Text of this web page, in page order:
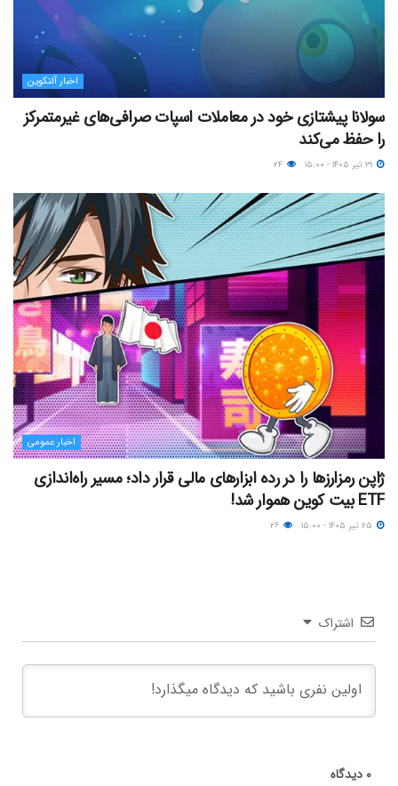
اخبار آلتکوین
سولانا پیشتازی خود در معاملات اسپات صرافی‌های غیرمتمرکز
را حفظ می‌کند
اخبار عمومی
ژاپن رمزارزها را در رده ابزارهای مالی قرار داد؛ مسیر راه‌اندازی
ETF بیت کوین هموار شد!
اشتراک
۰ دیدگاه